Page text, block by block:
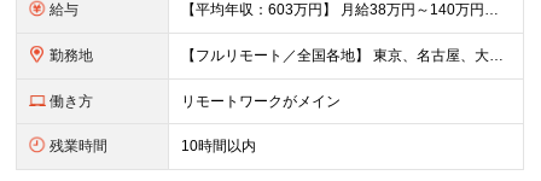
給与 【平均年収：603万円】 月給38万円～140万円＋諸手当（経験者） 【平均年収603万円】 ※案件の契約内容や昇給額などはすべて開示します。 ※経験や能力を考慮し決定します。 ※月給には固定残業
勤務地 【フルリモート／全国各地】 東京、名古屋、大阪、福岡を中心とした全国のプロジェクトにアサイン。 ※プロジェクトは完全選択制です。 ※フルリモート、ハイブリッド型、常駐案件から自由に選択可能です。 ※転
働き方 リモートワークがメイン
残業時間 10時間以内